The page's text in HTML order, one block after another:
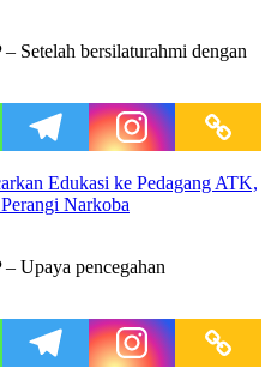
bersilaturahmi dengan
Edukasi ke Pedagang ATK,
Narkoba
Upaya pencegahan